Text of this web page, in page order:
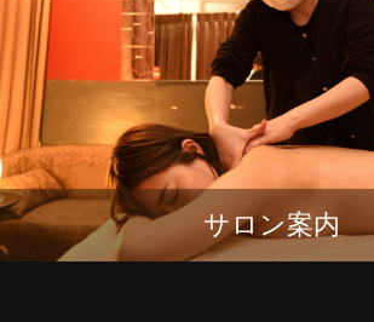
サロン案内